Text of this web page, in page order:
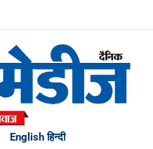
English हिन्दी